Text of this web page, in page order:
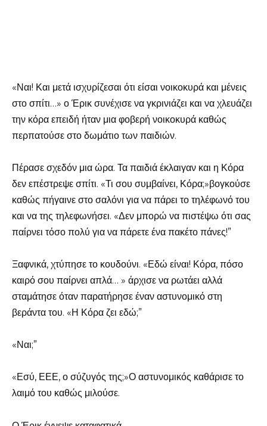
«Ναι! Και μετά ισχυρίζεσαι ότι είσαι νοικοκυρά και μένεις
στο σπίτι…» ο Έρικ συνέχισε να γκρινιάζει και να χλευάζει
την κόρα επειδή ήταν μια φοβερή νοικοκυρά καθώς
περπατούσε στο δωμάτιο των παιδιών.
Πέρασε σχεδόν μια ώρα. Τα παιδιά έκλαιγαν και η Κόρα
δεν επέστρεψε σπίτι. «Τι σου συμβαίνει, Κόρα;»βογκούσε
καθώς πήγαινε στο σαλόνι για να πάρει το τηλέφωνό του
και να της τηλεφωνήσει. «Δεν μπορώ να πιστέψω ότι σας
παίρνει τόσο πολύ για να πάρετε ένα πακέτο πάνες!”
Ξαφνικά, χτύπησε το κουδούνι. «Εδώ είναι! Κόρα, πόσο
καιρό σου παίρνει απλά… » άρχισε να ρωτάει αλλά
σταμάτησε όταν παρατήρησε έναν αστυνομικό στη
βεράντα του. «Η Κόρα ζει εδώ;”
«Ναι;”
«Εσύ, ΕΕΕ, ο σύζυγός της;»Ο αστυνομικός καθάρισε το
λαιμό του καθώς μιλούσε.